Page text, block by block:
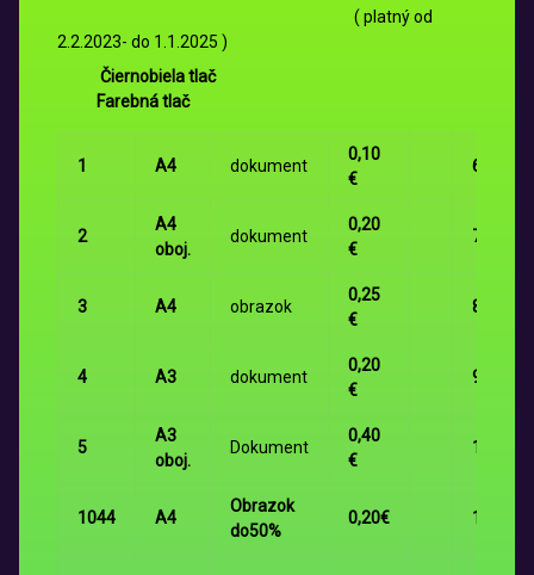
( platný od
2.2.2023- do 1.1.2025 )
Čiernobiela tlač
Farebná tlač
1 A4 dokument
0,10
€
6
2
A4
oboj.
dokument
0,20
€
7
3 A4 obrazok
0,25
€
8
4 A3 dokument
0,20
€
9
5
A3
oboj.
Dokument
0,40
€
10
1044 A4
Obrazok
do50%
0,20€ 11